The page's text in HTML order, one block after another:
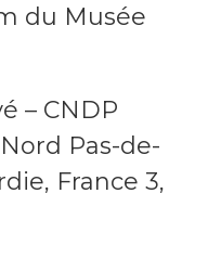
du Musée
– CNDP
Pas-de-
France 3,